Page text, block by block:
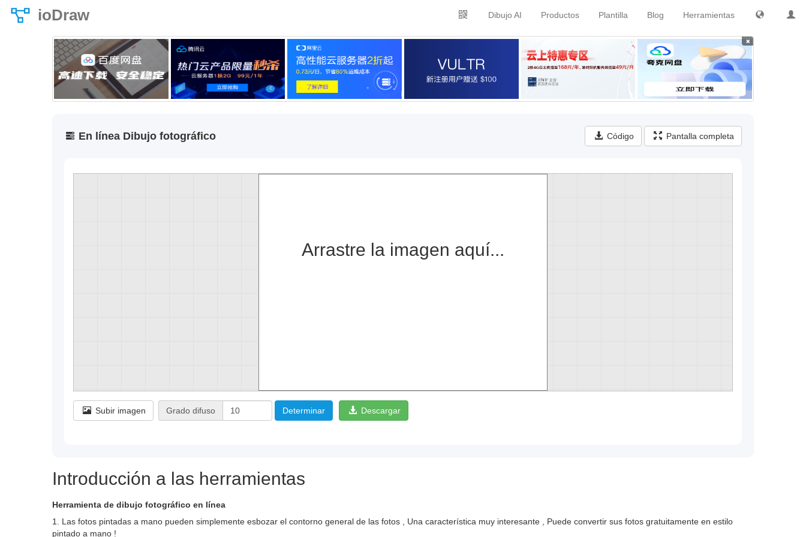
ioDraw Herramientas
Blog
Plantilla
Productos
Dibujo AI
×
En línea Dibujo fotográfico Código Pantalla completa
Arrastre la imagen aquí...
Subir imagen Grado difuso Determinar Descargar
Introducción a las herramientas
Herramienta de dibujo fotográfico en línea
1. Las fotos pintadas a mano pueden simplemente esbozar el contorno general de las fotos , Una característica muy interesante , Puede convertir sus fotos gratuitamente en estilo
pintado a mano !